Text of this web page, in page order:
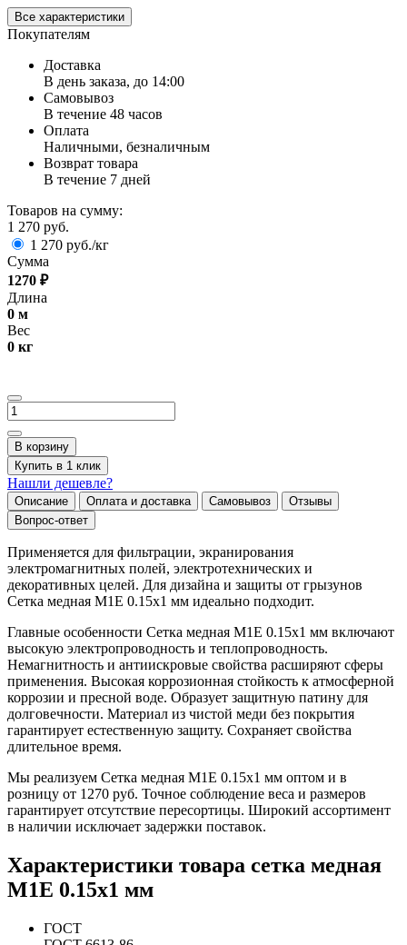
Все характеристики
Покупателям
Доставка
В день заказа, до 14:00
Самовывоз
В течение 48 часов
Оплата
Наличными, безналичным
Возврат товара
В течение 7 дней
Товаров на сумму:
1 270 руб.
1 270 руб./кг
Сумма
1270 ₽
Длина
0 м
Вес
0 кг
В корзину
Купить в 1 клик
Нашли дешевле?
Описание Оплата и доставка Самовывоз
Отзывы
Вопрос-ответ
Применяется для фильтрации, экранирования
электромагнитных полей, электротехнических и
декоративных целей. Для дизайна и защиты от грызунов
Сетка медная М1Е 0.15х1 мм идеально подходит.
Главные особенности Сетка медная М1Е 0.15х1 мм включают
высокую электропроводность и теплопроводность.
Немагнитность и антиискровые свойства расширяют сферы
применения. Высокая коррозионная стойкость к атмосферной
коррозии и пресной воде. Образует защитную патину для
долговечности. Материал из чистой меди без покрытия
гарантирует естественную защиту. Сохраняет свойства
длительное время.
Мы реализуем Сетка медная М1Е 0.15х1 мм оптом и в
розницу от 1270 руб. Точное соблюдение веса и размеров
гарантирует отсутствие пересортицы. Широкий ассортимент
в наличии исключает задержки поставок.
Характеристики товара сетка медная
М1Е 0.15х1 мм
ГОСТ